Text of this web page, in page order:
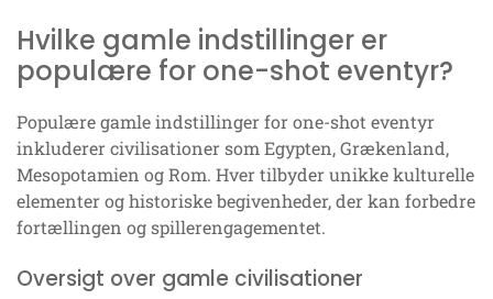
Hvilke gamle indstillinger er
populære for one-shot eventyr?
Populære gamle indstillinger for one-shot eventyr
inkluderer civilisationer som Egypten, Grækenland,
Mesopotamien og Rom. Hver tilbyder unikke kulturelle
elementer og historiske begivenheder, der kan forbedre
fortællingen og spillerengagementet.
Oversigt over gamle civilisationer